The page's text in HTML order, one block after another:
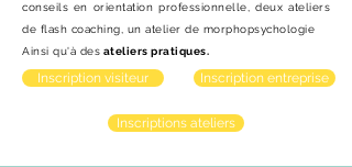
conseils en orientation professionnelle, deux ateliers
de flash coaching, un atelier de morphopsychologie
Ainsi qu'à des ateliers pratiques.
Inscription visiteur Inscription entreprise
Inscriptions ateliers